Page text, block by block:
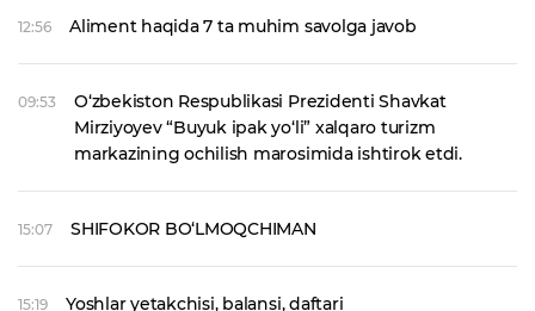
12:56 Aliment haqida 7 ta muhim savolga javob
09:53
O‘zbekiston Respublikasi Prezidenti Shavkat
Mirziyoyev “Buyuk ipak yo‘li” xalqaro turizm
markazining ochilish marosimida ishtirok etdi.
15:07 SHIFOKOR BO‘LMOQCHIMAN
15:19 Yoshlar yetakchisi, balansi, daftari